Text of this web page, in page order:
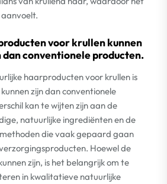
voor krullen kunnen
dan conventionele producten.
haarproducten voor krullen is
zijn dan conventionele
kan te wijten zijn aan de
natuurlijke ingrediënten en de
die vaak gepaard gaan
Hoewel de
zijn, is het belangrijk om te
in kwalitatieve natuurlijke